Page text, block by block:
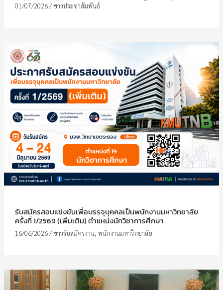
01/07/2026/ข่าวประชาสัมพันธ์
รับสมัครสอบแข่งขันเพื่อบรรจุบุคคลเป็นพนักงานมหาวิทยาลัย
ครั้งที่ 1/2569 (เพิ่มเติม) ตำแหน่งนักวิชาการศึกษา
16/06/2026/ข่าวรับสมัครงาน, พนักงานมหาวิทยาลัย